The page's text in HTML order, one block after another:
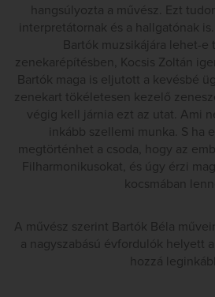
hangsúlyozta a művész. Ezt
interpretátornak és a hallgatónak
Bartók muzsikájára lehet-e
zenekarépítésben, Kocsis Zoltán
Bartók maga is eljutott a kevésbé
zenekart tökéletesen kezelő
végig kell járnia ezt az utat. Ami
inkább szellemi munka. S ha
megtörténhet a csoda, hogy az
Filharmonikusokat, és úgy érzi
kocsmában
A művész szerint Bartók Béla
a nagyszabású évfordulók helyett
hozzá